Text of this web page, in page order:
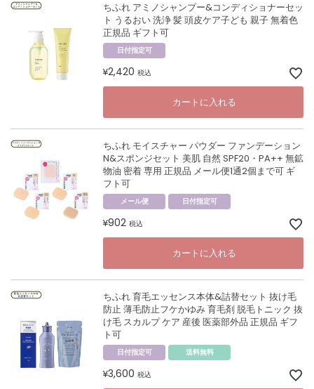
ちふれ アミノシャンプー&コンディショナーセッ
ト うるおい 洗浄 髪 頭皮ケア子ども 親子 無着色
正規品 ギフト可
日付指定可
¥2,420 税込
カートに入れる
ちふれ モイスチャー パウダー ファンデーション
N&スポンジセット 美肌 自然 SPF20・PA++ 無鉱
物油 密着 専用 正規品 メール便1通2個まで可 ギ
フト可
メール便 日付指定可
¥902 税込
カートに入れる
ちふれ 育毛エッセンス本体&詰替セット 抜け毛
防止 薄毛防止フケかゆみ 育毛剤 脱毛トニック 抜
け毛 スカルプ ケア 産後 医薬部外品 正規品 ギフ
ト可
日付指定可 送料無料
¥3,600 税込